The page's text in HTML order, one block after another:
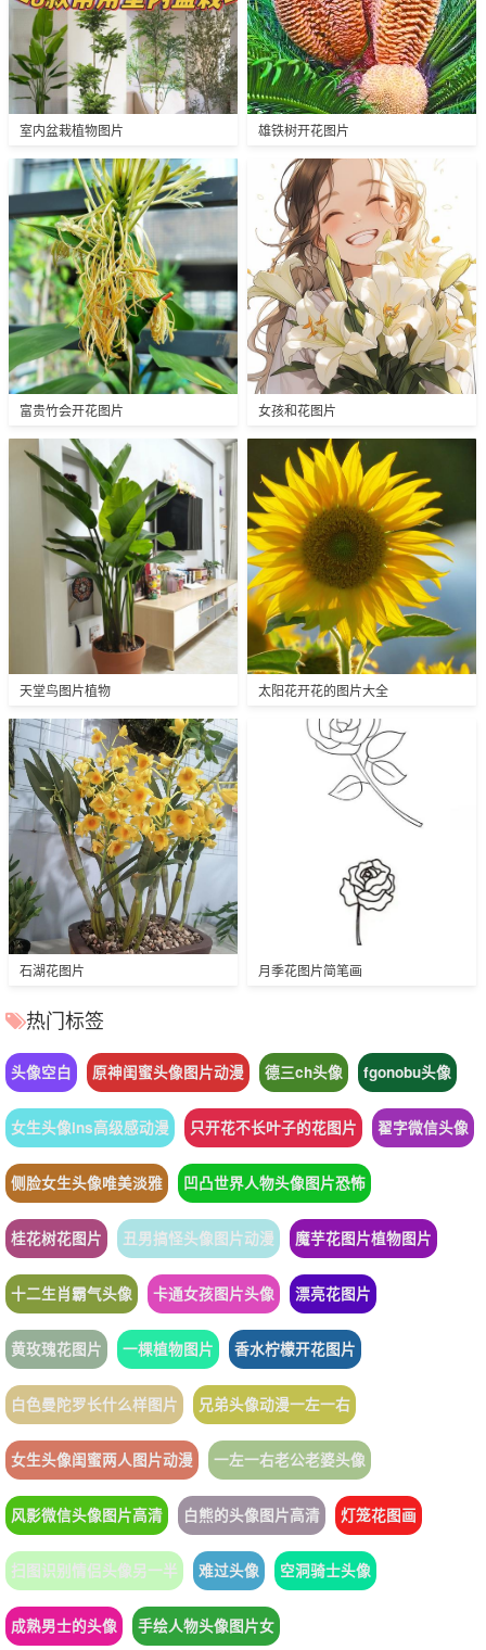
室内盆栽植物图片 雄铁树开花图片
富贵竹会开花图片 女孩和花图片
天堂鸟图片植物 太阳花开花的图片大全
石湖花图片 月季花图片简笔画
热门标签
头像空白 原神闺蜜头像图片动漫 德三ch头像 fgonobu头像
女生头像ins高级感动漫 只开花不长叶子的花图片 翟字微信头像
侧脸女生头像唯美淡雅 凹凸世界人物头像图片恐怖
桂花树花图片 丑男搞怪头像图片动漫 魔芋花图片植物图片
十二生肖霸气头像 卡通女孩图片头像 漂亮花图片
黄玫瑰花图片 一棵植物图片 香水柠檬开花图片
白色曼陀罗长什么样图片 兄弟头像动漫一左一右
女生头像闺蜜两人图片动漫 一左一右老公老婆头像
风影微信头像图片高清 白熊的头像图片高清 灯笼花图画
扫图识别情侣头像另一半 难过头像 空洞骑士头像
成熟男士的头像 手绘人物头像图片女